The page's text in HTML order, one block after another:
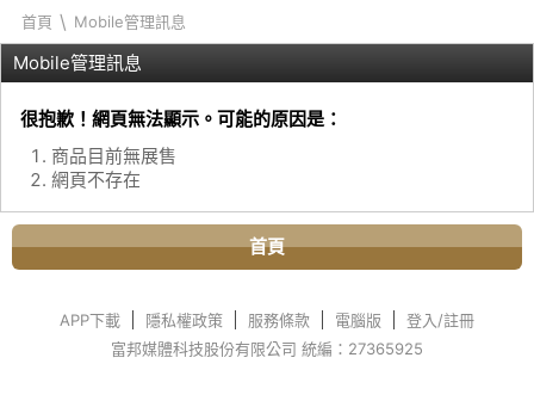
首頁 \ Mobile管理訊息
Mobile管理訊息
很抱歉！網頁無法顯示。可能的原因是：
商品目前無展售
網頁不存在
首頁
APP下載 隱私權政策 服務條款 電腦版
登入/註冊
富邦媒體科技股份有限公司 統編：27365925